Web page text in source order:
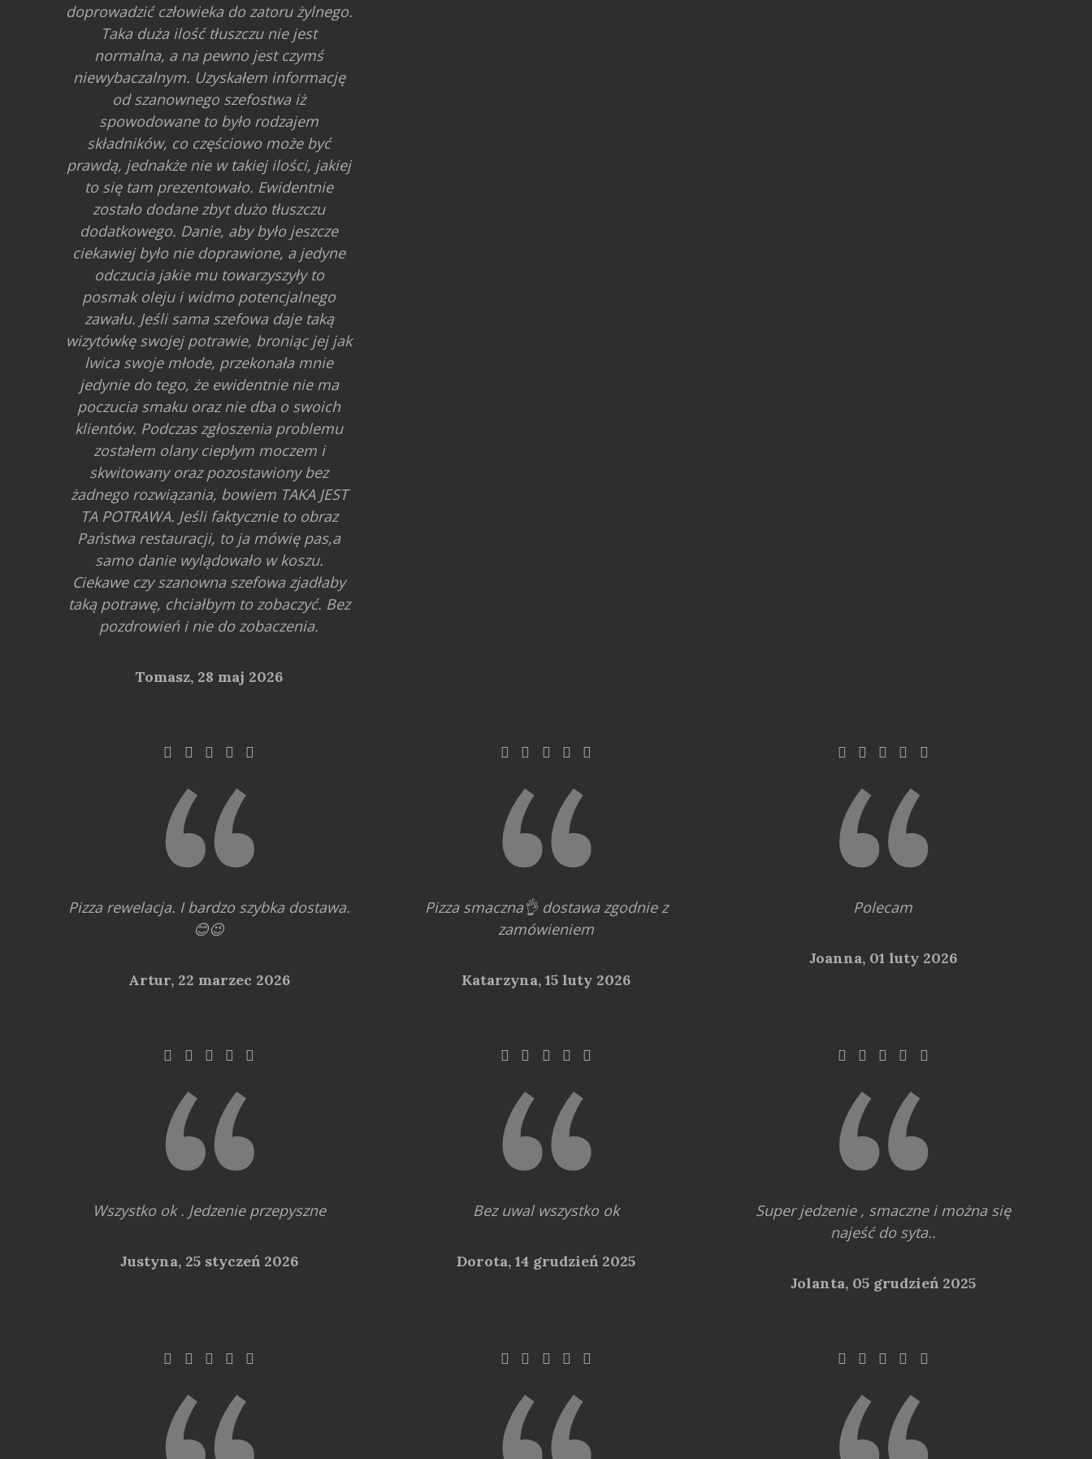
doprowadzić człowieka do zatoru żylnego.
Taka duża ilość tłuszczu nie jest
normalna, a na pewno jest czymś
niewybaczalnym. Uzyskałem informację
od szanownego szefostwa iż
spowodowane to było rodzajem
składników, co częściowo może być
prawdą, jednakże nie w takiej ilości, jakiej
to się tam prezentowało. Ewidentnie
zostało dodane zbyt dużo tłuszczu
dodatkowego. Danie, aby było jeszcze
ciekawiej było nie doprawione, a jedyne
odczucia jakie mu towarzyszyły to
posmak oleju i widmo potencjalnego
zawału. Jeśli sama szefowa daje taką
wizytówkę swojej potrawie, broniąc jej jak
lwica swoje młode, przekonała mnie
jedynie do tego, że ewidentnie nie ma
poczucia smaku oraz nie dba o swoich
klientów. Podczas zgłoszenia problemu
zostałem olany ciepłym moczem i
skwitowany oraz pozostawiony bez
żadnego rozwiązania, bowiem TAKA JEST
TA POTRAWA. Jeśli faktycznie to obraz
Państwa restauracji, to ja mówię pas,a
samo danie wylądowało w koszu.
Ciekawe czy szanowna szefowa zjadłaby
taką potrawę, chciałbym to zobaczyć. Bez
pozdrowień i nie do zobaczenia.
Tomasz, 28 maj 2026
Pizza rewelacja. I bardzo szybka dostawa.
😊😉
Artur, 22 marzec 2026
Pizza smaczna👌 dostawa zgodnie z
zamówieniem
Katarzyna, 15 luty 2026
Polecam
Joanna, 01 luty 2026
Wszystko ok . Jedzenie przepyszne
Justyna, 25 styczeń 2026
Bez uwal wszystko ok
Dorota, 14 grudzień 2025
Super jedzenie , smaczne i można się
najeść do syta..
Jolanta, 05 grudzień 2025